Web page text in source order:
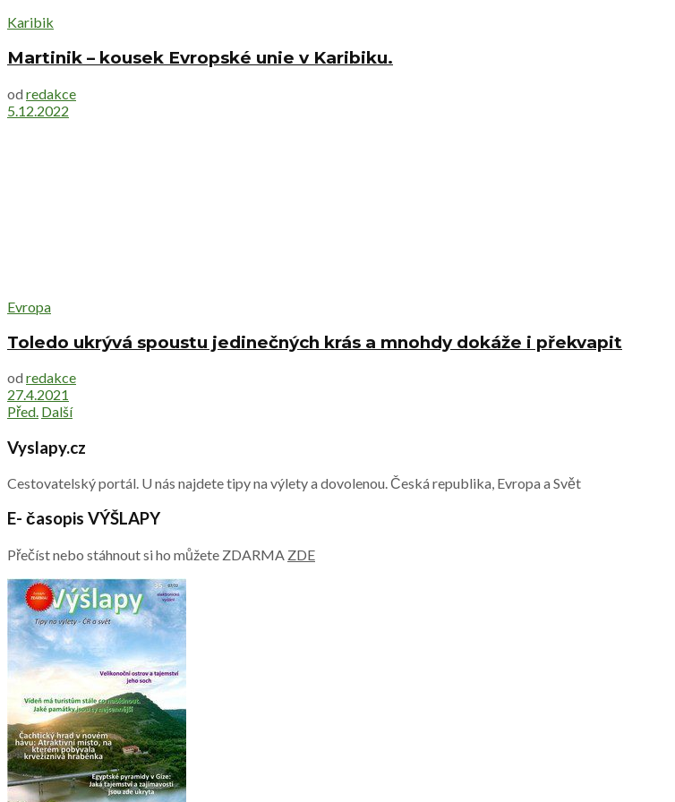
Karibik
Martinik – kousek Evropské unie v Karibiku.
od redakce
5.12.2022
Evropa
Toledo ukrývá spoustu jedinečných krás a mnohdy dokáže i překvapit
od redakce
27.4.2021
Před. Další
Vyslapy.cz
Cestovatelský portál. U nás najdete tipy na výlety a dovolenou. Česká republika, Evropa a Svět
E- časopis VÝŠLAPY
Přečíst nebo stáhnout si ho můžete ZDARMA ZDE